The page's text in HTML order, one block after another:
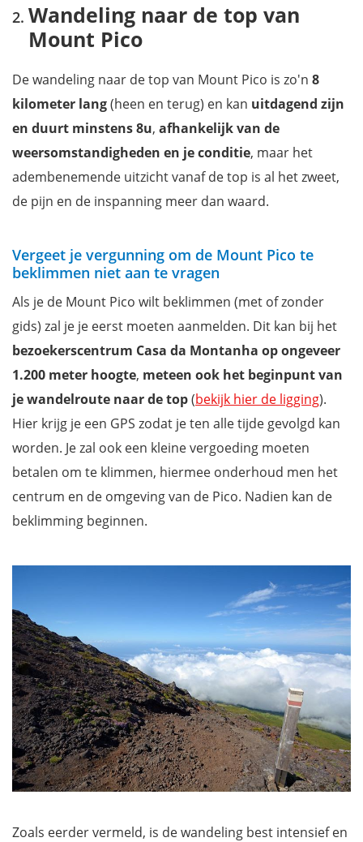
Wandeling naar de top van
Mount Pico
De wandeling naar de top van Mount Pico is zo'n 8
kilometer lang(heen en terug) en kan uitdagend zijn
en duurt minstens 8u, afhankelijk van de
weersomstandigheden en je conditie, maar het
adembenemende uitzicht vanaf de top is al het zweet,
de pijn en de inspanning meer dan waard.
Vergeet je vergunning om de Mount Pico te
beklimmen niet aan te vragen
Als je de Mount Pico wilt beklimmen (met of zonder
gids) zal je je eerst moeten aanmelden. Dit kan bij het
bezoekerscentrum Casa da Montanha op ongeveer
1.200 meter hoogte, meteen ook het beginpunt van
je wandelroute naar de top(bekijk hier de ligging).
Hier krijg je een GPS zodat je ten alle tijde gevolgd kan
worden. Je zal ook een kleine vergoeding moeten
betalen om te klimmen, hiermee onderhoud men het
centrum en de omgeving van de Pico. Nadien kan de
beklimming beginnen.
Zoals eerder vermeld, is de wandeling best intensief en